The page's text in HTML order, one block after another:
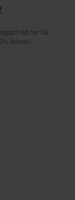
ist nur für
Schuss.